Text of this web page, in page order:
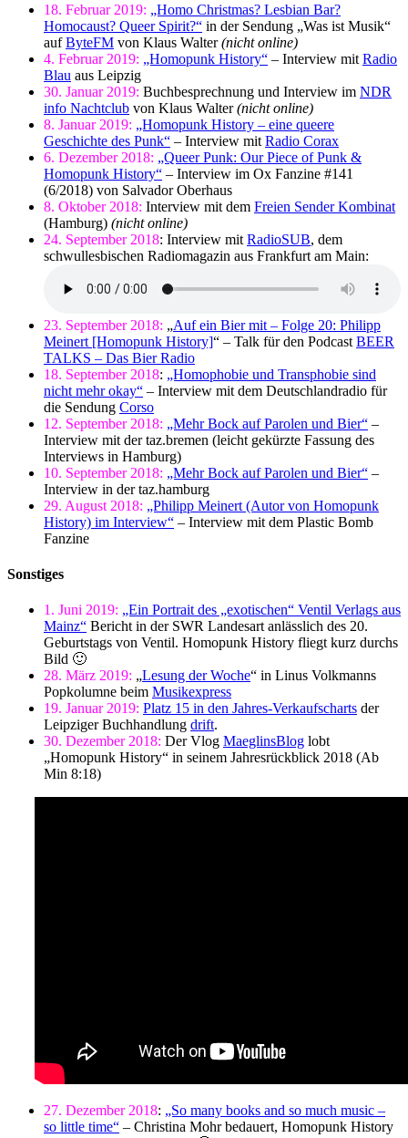
18. Februar 2019: „Homo Christmas? Lesbian Bar?
Homocaust? Queer Spirit?“ in der Sendung „Was ist Musik“
aufByteFM von Klaus Walter(nicht online)
4. Februar 2019: „Homopunk History“ – Interview mit Radio
Blau aus Leipzig
30. Januar 2019: Buchbesprechnung und Interview im NDR
info Nachtclub von Klaus Walter(nicht online)
8. Januar 2019: „Homopunk History – eine queere
Geschichte des Punk“ – Interview mit Radio Corax
6. Dezember 2018: „Queer Punk: Our Piece of Punk &
Homopunk History“ – Interview im Ox Fanzine #141
(6/2018) von Salvador Oberhaus
8. Oktober 2018: Interview mit dem Freien Sender Kombinat
(Hamburg) (nicht online)
24. September 2018: Interview mit RadioSUB, dem
schwullesbischen Radiomagazin aus Frankfurt am Main:
23. September 2018: „Auf ein Bier mit – Folge 20: Philipp
Meinert [Homopunk History]“ – Talk für den Podcast BEER
TALKS – Das Bier Radio
18. September 2018: „Homophobie und Transphobie sind
nicht mehr okay“ – Interview mit dem Deutschlandradio für
die Sendung Corso
12. September 2018: „Mehr Bock auf Parolen und Bier“ –
Interview mit der taz.bremen (leicht gekürzte Fassung des
Interviews in Hamburg)
10. September 2018: „Mehr Bock auf Parolen und Bier“ –
Interview in der taz.hamburg
29. August 2018: „Philipp Meinert (Autor von Homopunk
History) im Interview“ – Interview mit dem Plastic Bomb
Fanzine
Sonstiges
1. Juni 2019: „Ein Portrait des „exotischen“ Ventil Verlags aus
Mainz“ Bericht in der SWR Landesart anlässlich des 20.
Geburtstags von Ventil. Homopunk History fliegt kurz durchs
Bild 🙂
28. März 2019: „Lesung der Woche“ in Linus Volkmanns
Popkolumne beim Musikexpress
19. Januar 2019: Platz 15 in den Jahres-Verkaufscharts der
Leipziger Buchhandlung drift.
30. Dezember 2018: Der Vlog MaeglinsBlog lobt
„Homopunk History“ in seinem Jahresrückblick 2018 (Ab
Min 8:18)
27. Dezember 2018: „So many books and so much music –
so little time“ – Christina Mohr bedauert, Homopunk History